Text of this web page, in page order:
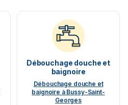
Débouchage douche et
baignoire
Débouchage douche et
baignoire à Bussy-Saint-
Georges